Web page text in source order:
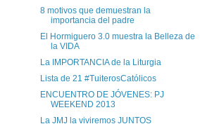
8 motivos que demuestran la
importancia del padre
El Hormiguero 3.0 muestra la Belleza de
la VIDA
La IMPORTANCIA de la Liturgia
Lista de 21 #TuiterosCatólicos
ENCUENTRO DE JÓVENES: PJ
WEEKEND 2013
La JMJ la viviremos JUNTOS